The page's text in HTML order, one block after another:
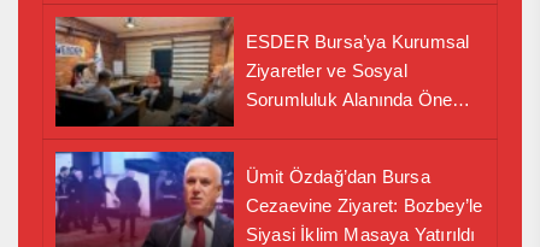
ESDER Bursa’ya Kurumsal
Ziyaretler ve Sosyal
Sorumluluk Alanında Önemli
Ümit Özdağ’dan Bursa
Cezaevine Ziyaret: Bozbey’le
Siyasi İklim Masaya Yatırıldı